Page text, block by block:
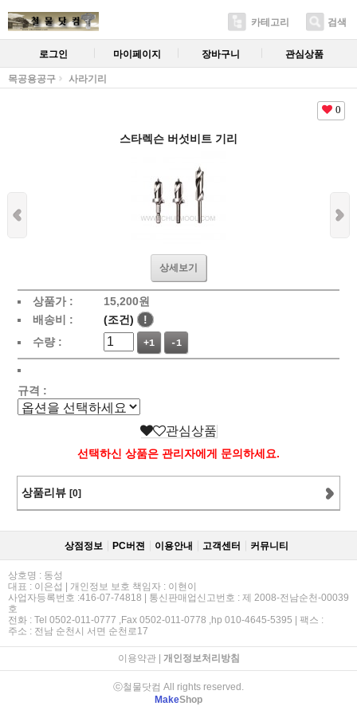
카테고리 검색
로그인 마이페이지 장바구니 관심상품
목공용공구 사라기리
0
스타렉슨 버섯비트 기리
상세보기
상품가 : 15,200원
배송비 :
(조건)
!
수량 :
+1 -1
규격 :
관심상품
선택하신 상품은 관리자에게 문의하세요.
상품리뷰 [0]
상점정보 PC버젼 이용안내 고객센터 커뮤니티
상호명 : 동성
대표 : 이은섭 | 개인정보 보호 책임자 : 이현이
사업자등록번호 :416-07-74818 | 통신판매업신고번호 : 제 2008-전남순천-00039
호
전화 : Tel 0502-011-0777 ,Fax 0502-011-0778 ,hp 010-4645-5395 | 팩스 :
주소 : 전남 순천시 서면 순천로17
이용약관| 개인정보처리방침
ⓒ철물닷컴 All rights reserved.
MakeShop